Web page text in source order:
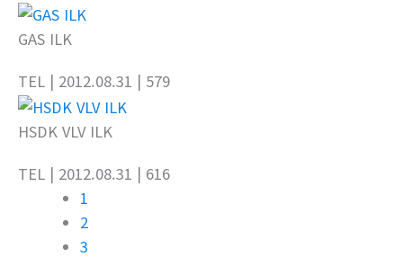
GAS ILK
TEL | 2012.08.31 | 579
HSDK VLV ILK
TEL | 2012.08.31 | 616
1
2
3